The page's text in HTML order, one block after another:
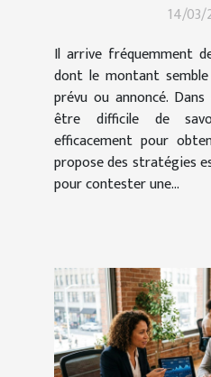
14/03/
Il arrive fréquemment
dont le montant
prévu ou annoncé.
être difficile de
efficacement pour
propose des stratégies
pour contester une...